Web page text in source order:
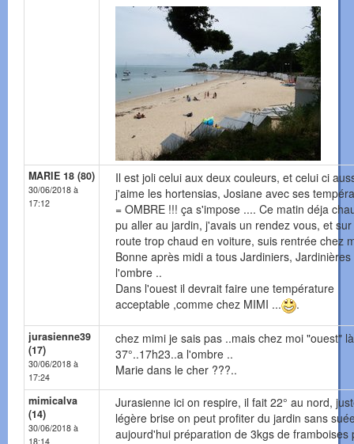
MARIE 18 (80)
30/06/2018 à
17:12
Il est joli celui aux deux couleurs, et celui ci
j'aime les hortensias, Josiane avec ses
= OMBRE !!! ça s'impose .... Ce matin déja
pu aller au jardin, j'avais un rendez vous, et
route trop chaud en voiture, suis rentrée chez
Bonne après midi a tous Jardiniers, Jardinières
l'ombre ..
Dans l'ouest il devrait faire une température
acceptable ,comme chez MIMI ...
.
jurasienne39
(17)
30/06/2018 à
17:24
chez mimi je sais pas ..mais chez moi "ouest" là
37°..17h23..a l'ombre ..
Marie dans le cher ???..
mimicalva
(14)
30/06/2018 à
18:14
Jurasienne ici on respire, il fait 22° au nord,
légère brise on peut profiter du jardin sans
aujourd'hui préparation de 3kgs de framboises